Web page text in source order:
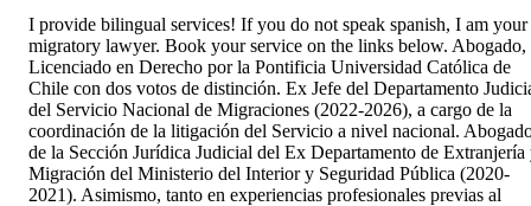
I provide bilingual services! If you do not speak spanish, I am your
migratory lawyer. Book your service on the links below. Abogado,
Licenciado en Derecho por la Pontificia Universidad Católica de
Chile con dos votos de distinción. Ex Jefe del Departamento
del Servicio Nacional de Migraciones (2022-2026), a cargo de la
coordinación de la litigación del Servicio a nivel nacional.
de la Sección Jurídica Judicial del Ex Departamento de Extranjería
Migración del Ministerio del Interior y Seguridad Pública (2020-
2021). Asimismo, tanto en experiencias profesionales previas al